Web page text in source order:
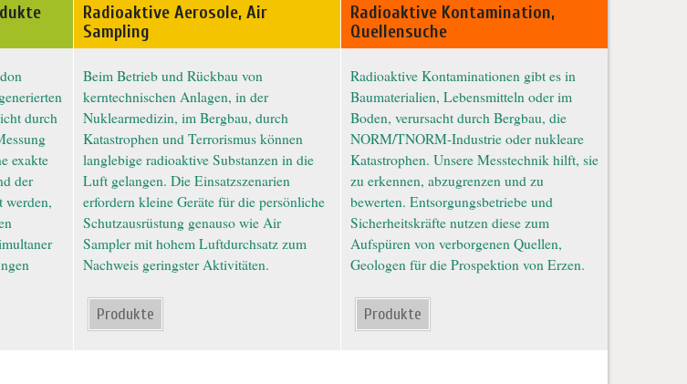
durch
exakte
der
werden,
Radioaktive Aerosole, Air
Sampling
Beim Betrieb und Rückbau von
kerntechnischen Anlagen, in der
Nuklearmedizin, im Bergbau, durch
Katastrophen und Terrorismus können
langlebige radioaktive Substanzen in die
Luft gelangen. Die Einsatzszenarien
erfordern kleine Geräte für die persönliche
Schutzausrüstung genauso wie Air
Sampler mit hohem Luftdurchsatz zum
Nachweis geringster Aktivitäten.
Produkte
Radioaktive Kontamination,
Quellensuche
Radioaktive Kontaminationen gibt es in
Baumaterialien, Lebensmitteln oder im
Boden, verursacht durch Bergbau, die
NORM/TNORM-Industrie oder nukleare
Katastrophen. Unsere Messtechnik hilft, sie
zu erkennen, abzugrenzen und zu
bewerten. Entsorgungsbetriebe und
Sicherheitskräfte nutzen diese zum
Aufspüren von verborgenen Quellen,
Geologen für die Prospektion von Erzen.
Produkte